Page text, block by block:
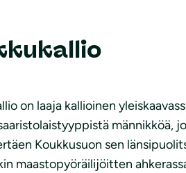
on laaja kallioinen
männikköä,
Koukkusuon sen
maastopyöräilijöitten